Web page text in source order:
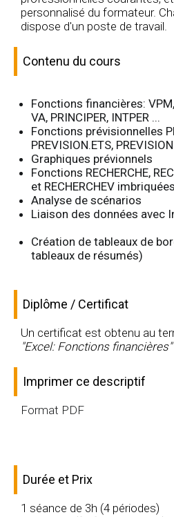
personnalisé du formateur.
dispose d'un poste de travail.
Contenu du cours
Fonctions financières: VPM,
VA, PRINCIPER, INTPER ...
Fonctions prévisionnelles
PREVISION.ETS,
Graphiques prévionnels
Fonctions RECHERCHE,
et RECHERCHEV imbriquées
Analyse de
Liaison des
Création de tableaux de
tableaux de résumés)
Diplôme / Certificat
Un certificat est obtenu au
"Excel: Fonctions financières"
Imprimer ce descriptif
Format PDF
Durée et Prix
1 séance de 3h (4 périodes)